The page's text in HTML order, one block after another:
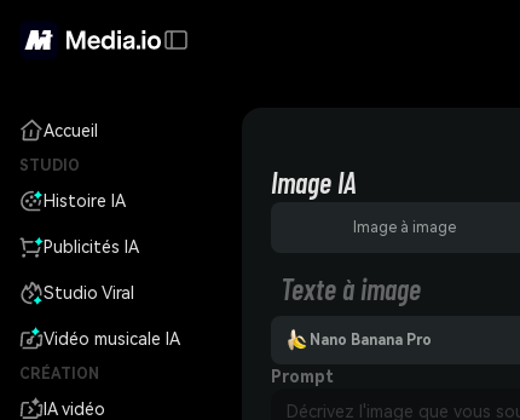
Accueil
STUDIO
Histoire IA
Publicités IA
Studio Viral
Vidéo musicale IA
CRÉATION
IA vidéo
Image IA
Image à image
Texte à image
Nano Banana Pro
Prompt